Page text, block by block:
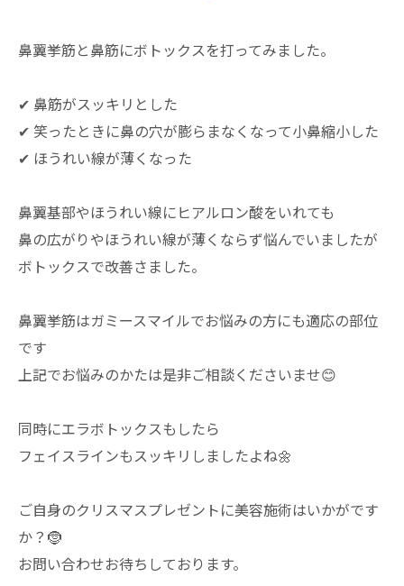
鼻翼挙筋と鼻筋にボトックスを打ってみました。
✔︎ 鼻筋がスッキリとした
✔︎ 笑ったときに鼻の穴が膨らまなくなって小鼻縮小した
✔︎ ほうれい線が薄くなった
鼻翼基部やほうれい線にヒアルロン酸をいれても
鼻の広がりやほうれい線が薄くならず悩んでいましたが
ボトックスで改善さました。
鼻翼挙筋はガミースマイルでお悩みの方にも適応の部位
です
上記でお悩みのかたは是非ご相談くださいませ😊
同時にエラボトックスもしたら
フェイスラインもスッキリしましたよね🌼
ご自身のクリスマスプレゼントに美容施術はいかがです
か？🤶
お問い合わせお待ちしております。